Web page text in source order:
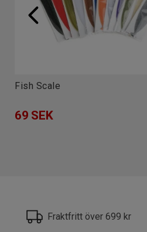
Fish Scale
69 SEK
Fraktfritt över 699 kr